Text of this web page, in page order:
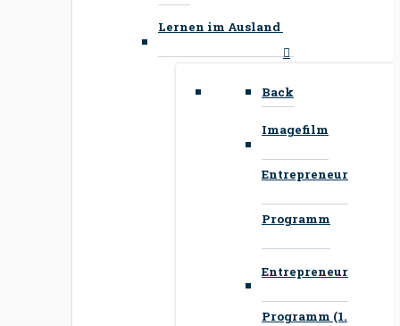
Lernen im Ausland
Back
Imagefilm
Entrepreneur
Programm
Entrepreneur
Programm (1.